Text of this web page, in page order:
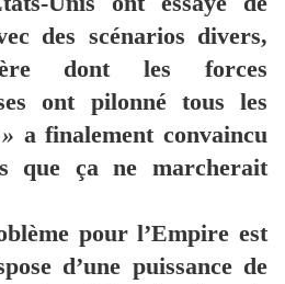
des scénarios divers,
dont les forces
ont pilonné tous les
a finalement convaincu
que ça ne marcherait
pour l’Empire est
d’une puissance de